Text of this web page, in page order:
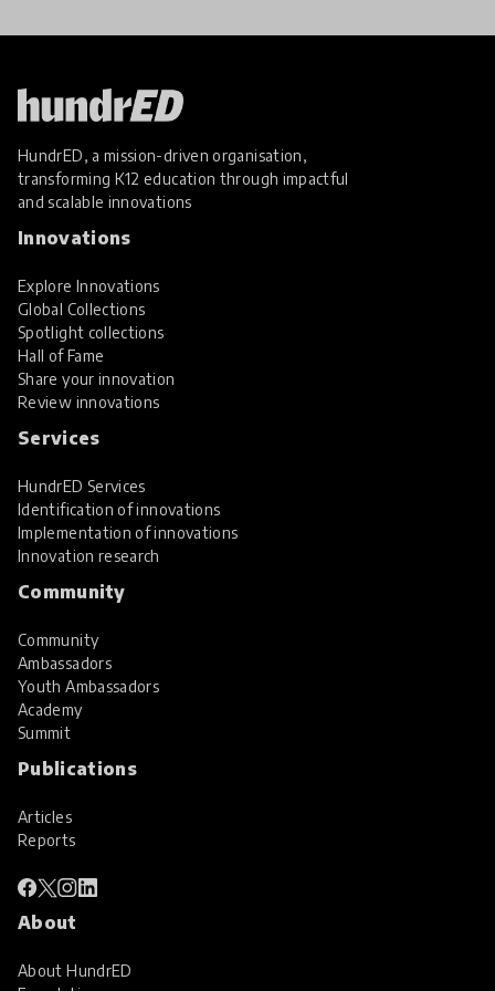
HundrED, a mission-driven organisation,
transforming K12 education through impactful
and scalable innovations
Innovations
Explore Innovations
Global Collections
Spotlight collections
Hall of Fame
Share your innovation
Review innovations
Services
HundrED Services
Identification of innovations
Implementation of innovations
Innovation research
Community
Community
Ambassadors
Youth Ambassadors
Academy
Summit
Publications
Articles
Reports
About
About HundrED